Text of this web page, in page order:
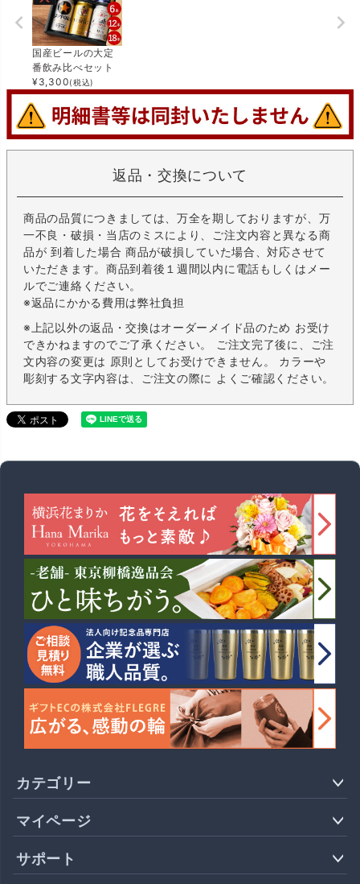
国産ビールの大定
番飲み比べセット
¥3,300(税込)
返品・交換について
商品の品質につきましては、万全を期しておりますが、万
一不良・破損・当店のミスにより、ご注文内容と異なる商
品が 到着した場合 商品が破損していた場合、対応させて
いただきます。商品到着後１週間以内に電話もしくはメー
ルでご連絡ください。
※返品にかかる費用は弊社負担
※上記以外の返品・交換はオーダーメイド品のため お受け
できかねますのでご了承ください。 ご注文完了後に、ご注
文内容の変更は 原則としてお受けできません。 カラーや
彫刻する文字内容は、ご注文の際に よくご確認ください。
カテゴリー
マイページ
サポート